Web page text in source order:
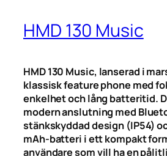
HMD 130 Music
HMD 130 Music, lanserad i
klassisk feature phone med
enkelhet och lång batteritid.
modern anslutning med
stänkskyddad design (IP54)
mAh-batteri i ett kompakt
användare som vill ha en